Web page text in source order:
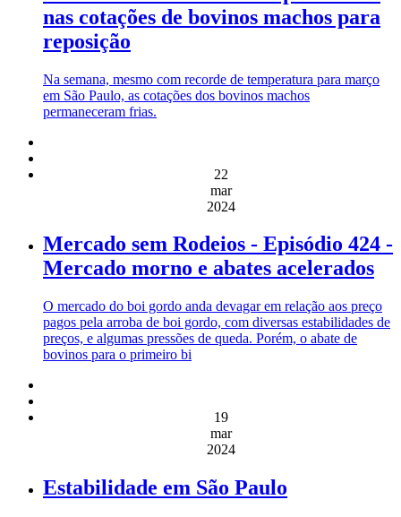
nas cotações de bovinos machos para
reposição
Na semana, mesmo com recorde de temperatura para março
em São Paulo, as cotações dos bovinos machos
permaneceram frias.
22
mar
2024
Mercado sem Rodeios - Episódio 424 -
Mercado morno e abates acelerados
O mercado do boi gordo anda devagar em relação aos preço
pagos pela arroba de boi gordo, com diversas estabilidades de
preços, e algumas pressões de queda. Porém, o abate de
bovinos para o primeiro bi
19
mar
2024
Estabilidade em São Paulo